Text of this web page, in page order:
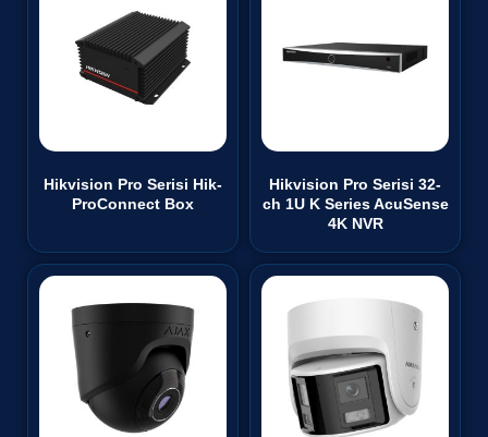
Hikvision Pro Serisi Hik-
ProConnect Box
Hikvision Pro Serisi 32-
ch 1U K Series AcuSense
4K NVR